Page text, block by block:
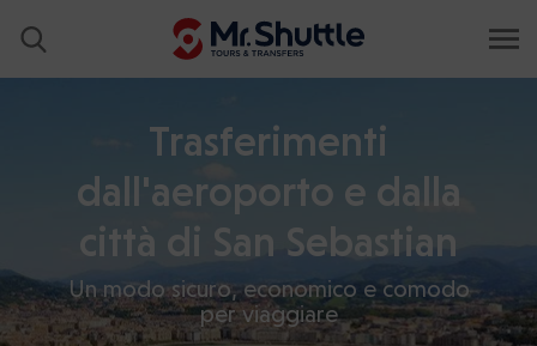
Trasferimenti
dall'aeroporto e dalla
città di San Sebastian
Un modo sicuro, economico e comodo
per viaggiare